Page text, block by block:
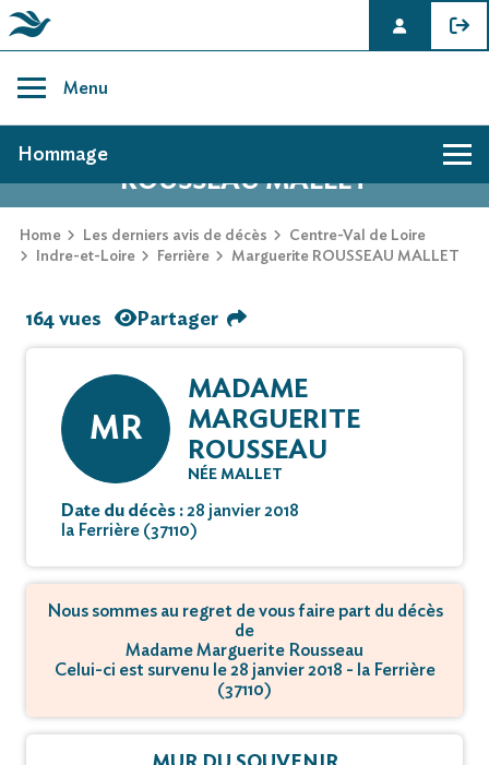
content
Menu
AVIS DE DÉCÈS DE MARGUERITE
ROUSSEAU MALLET
Home Les derniers avis de décès
Centre-Val de Loire
Indre-et-Loire
Ferrière Marguerite ROUSSEAU MALLET
Hommage
164 vues Partager
MR
MADAME
MARGUERITE
ROUSSEAU
NÉE MALLET
Date du décès :28 janvier 2018
la Ferrière (37110)
Nous sommes au regret de vous faire part du décès
de
Madame Marguerite Rousseau
Celui-ci est survenu le 28 janvier 2018 - la Ferrière
(37110)